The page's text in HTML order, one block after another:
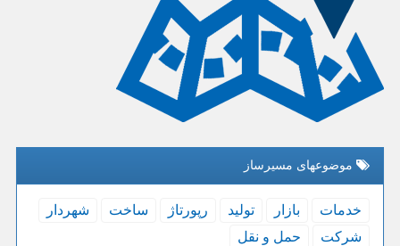
موضوعهای مسیرساز
خدمات بازار تولید رپورتاژ ساخت
شهردار
شركت
حمل و نقل